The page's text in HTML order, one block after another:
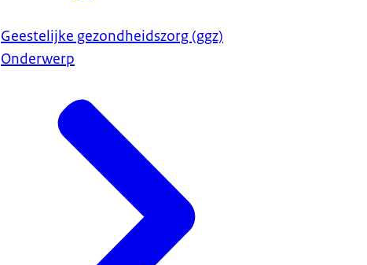
Geestelijke gezondheidszorg (ggz)
Onderwerp